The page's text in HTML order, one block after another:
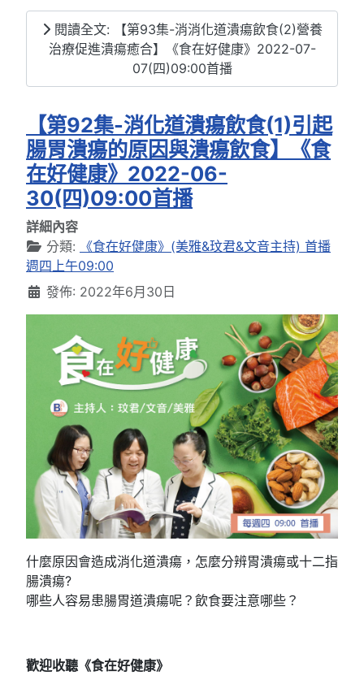
閱讀全文: 【第93集-消消化道潰瘍飲食(2)營養
治療促進潰瘍癒合】《食在好健康》2022-07-
07(四)09:00首播
【第92集-消化道潰瘍飲食(1)引起
腸胃潰瘍的原因與潰瘍飲食】《食
在好健康》2022-06-
30(四)09:00首播
詳細內容
分類:
《食在好健康》(美雅&玟君&文音主持) 首播
週四上午09:00
發佈: 2022年6月30日
什麼原因會造成消化道潰瘍，怎麼分辨胃潰瘍或十二指
腸潰瘍?
哪些人容易患腸胃道潰瘍呢？飲食要注意哪些？
歡迎收聽《食在好健康》